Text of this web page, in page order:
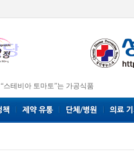
“스테비아 토마토”는 가공식품